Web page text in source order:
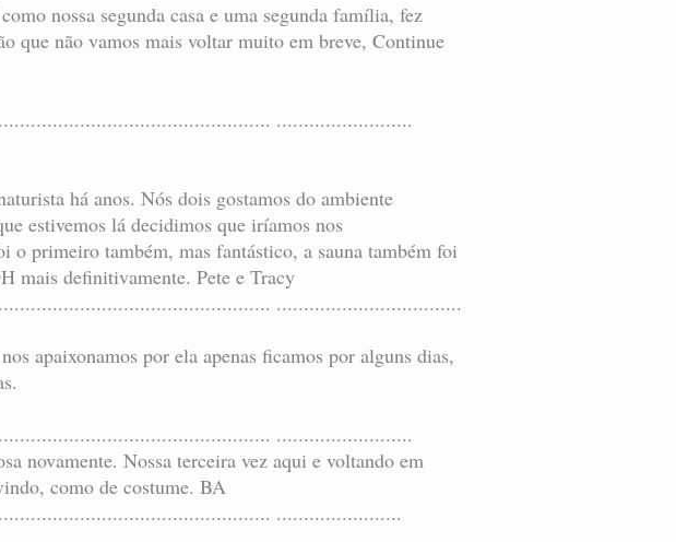
nossa segunda casa e uma segunda família, fez
que não vamos mais voltar muito em breve, Continue
.........................
há anos. Nós dois gostamos do ambiente
estivemos lá decidimos que iríamos nos
primeiro também, mas fantástico, a sauna também foi
mais definitivamente. Pete e Tracy
..................................
apaixonamos por ela apenas ficamos por alguns dias,
.........................
novamente. Nossa terceira vez aqui e voltando em
como de costume. BA
.......................